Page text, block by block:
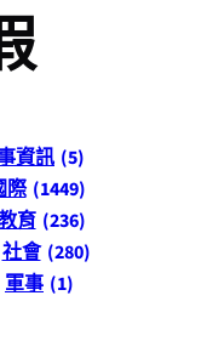
資訊 (5)
際 (1449)
育 (236)
社會 (280)
軍事 (1)